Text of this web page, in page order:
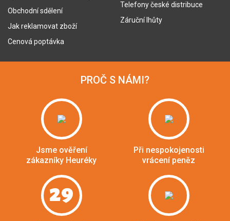
Obchodní sdělení
Jak reklamovat zboží
Cenová poptávka
Telefony české distribuce
Záruční lhůty
PROČ S NÁMI?
Jsme ověření
zákazníky Heuréky
Při nespokojenosti
vrácení peněz
29